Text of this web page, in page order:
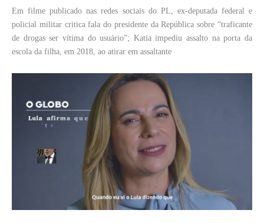
Em filme publicado nas redes sociais do PL, ex-deputada federal e
policial militar critica fala do presidente da República sobre “traficante
de drogas ser vítima do usuário”; Katia impediu assalto na porta da
escola da filha, em 2018, ao atirar em assaltante